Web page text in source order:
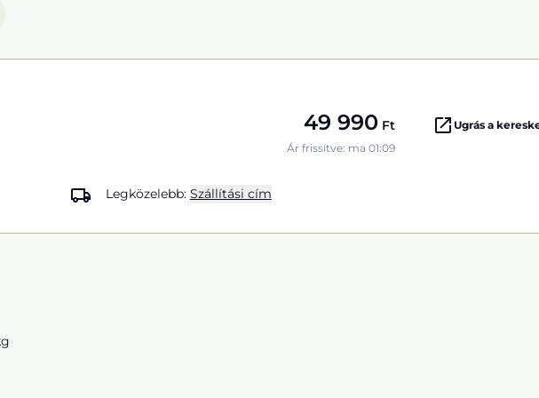
49 990 Ft
Ár frissítve: ma 01:09
Ugrás a
Legközelebb: Szállítási cím